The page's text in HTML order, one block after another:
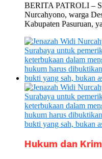
BERITA PATROLI –
Nurcahyono, warga
Kabupaten Pasuruan,
Hukum dan